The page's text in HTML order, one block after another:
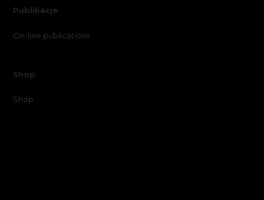
Publikacje
On-line publications
Shop
Shop